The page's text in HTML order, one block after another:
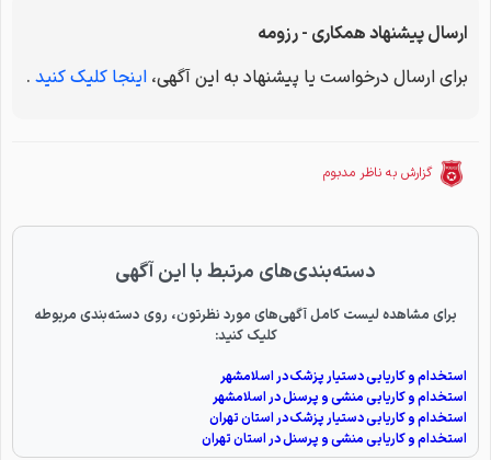
ارسال پیشنهاد همکاری - رزومه
برای ارسال درخواست یا پیشنهاد به این آگهی، اینجا کلیک کنید .
گزارش به ناظر مدبوم
دسته‌بندی‌های مرتبط با این آگهی
برای مشاهده لیست کامل آگهی‌های مورد نظرتون، روی دسته‌بندی مربوطه
کلیک کنید:
استخدام و کاریابی دستیار پزشک در اسلامشهر
استخدام و کاریابی منشی و پرسنل در اسلامشهر
استخدام و کاریابی دستیار پزشک در استان تهران
استخدام و کاریابی منشی و پرسنل در استان تهران